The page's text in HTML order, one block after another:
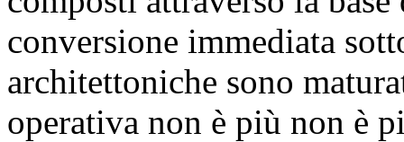
conversione immediata
architettoniche sono
operativa non è più non è